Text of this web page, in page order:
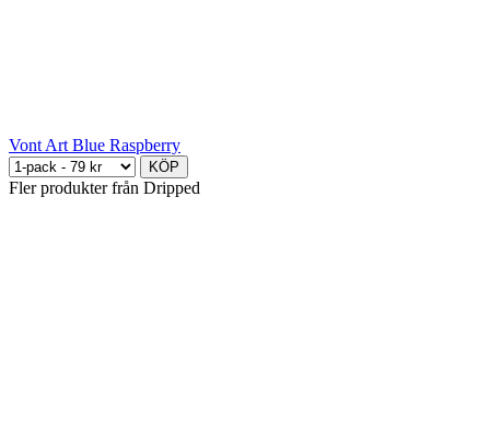
Vont Art Blue Raspberry
KÖP
Fler produkter från Dripped